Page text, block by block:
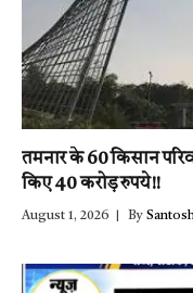
तमनार के 60 किसान
किए 40 करोड़ रुपये!!
August 1, 2026 By